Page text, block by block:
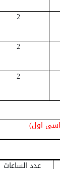
2
2
2
اول)
عدد الساعات